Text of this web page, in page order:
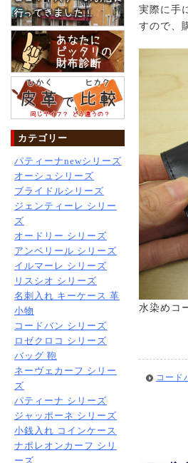
実際に手
すので、
水染めコ
コード
カテゴリー
パティーナnewシリーズ
オーシュシリーズ
ブライドルシリーズ
ジェンティーレ シリー
ズ
オードリー シリーズ
アンベリール シリーズ
イルマーレ シリーズ
リスシオ シリーズ
名刺入れ キーケース 革
小物
コードバン シリーズ
ロゼクロコ シリーズ
バッグ 鞄
ネーヴェカーフ シリー
ズ
パティーナ シリーズ
ジャッポーネ シリーズ
小銭入れ コインケース
ナポレオンカーフ シリ
ーズ